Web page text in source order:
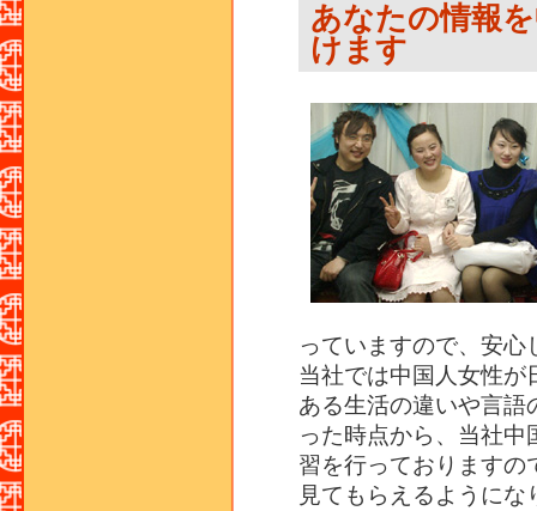
あなたの情報
けます
っていますので、安心
当社では中国人女性が
ある生活の違いや言語
った時点から、当社
習を行っておりますの
見てもらえるようにな